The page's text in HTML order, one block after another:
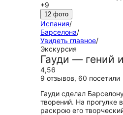
+9
12 фото
Испания/
Барселона/
Увидеть главное/
Экскурсия
Гауди — гений
4,56
9 отзывов, 60 посетили
Гауди сделал
творений. На прогулке
раскрою его